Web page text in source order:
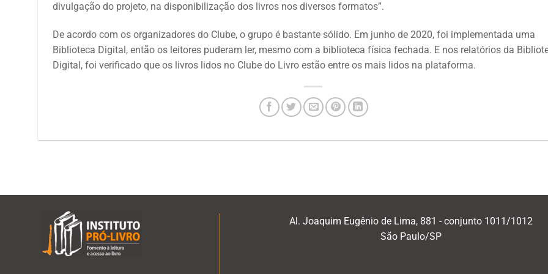
divulgação do projeto, na disponibilização dos livros nos diversos formatos”.
De acordo com os organizadores do Clube, o grupo é bastante sólido. Em junho de 2020, foi implementada uma
Biblioteca Digital, então os leitores puderam ler, mesmo com a biblioteca física fechada. E nos relatórios da
Digital, foi verificado que os livros lidos no Clube do Livro estão entre os mais lidos na plataforma.
Al. Joaquim Eugênio de Lima, 881 - conjunto 1011/1012
São Paulo/SP